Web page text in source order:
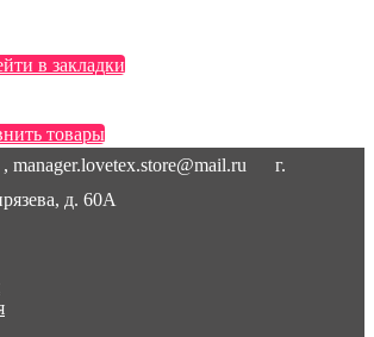
в закладки
товары
manager.lovetex.store@mail.ru
г.
д. 60А